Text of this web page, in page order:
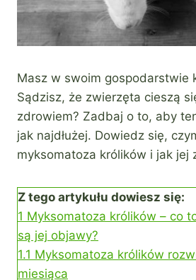
Masz w swoim gospodarstwie
Sądzisz, że zwierzęta cieszą
zdrowiem? Zadbaj o to, aby
jak najdłużej. Dowiedz się,
myksomatoza królików i jak jej
Z tego artykułu dowiesz się:
1 Myksomatoza królików – co
są jej objawy?
1.1 Myksomatoza królików
miesiąca